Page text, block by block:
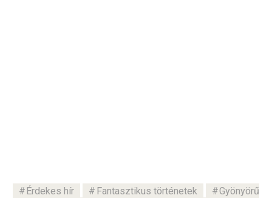
Érdekes hír Fantasztikus történetek
Gyönyörű